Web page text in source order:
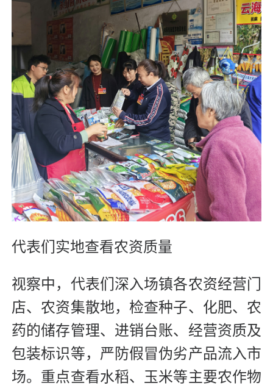
代表们实地查看农资质量
视察中，代表们深入场镇各农资经营门
店、农资集散地，检查种子、化肥、农
药的储存管理、进销台账、经营资质及
包装标识等，严防假冒伪劣产品流入市
场。重点查看水稻、玉米等主要农作物